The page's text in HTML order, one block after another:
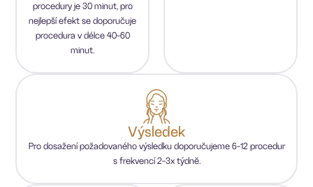
procedury je 30 minut, pro
nejlepší efekt se doporučuje
procedura v délce 40-60
minut.
Výsledek
Pro dosažení požadovaného výsledku doporučujeme 6-12 procedur
s frekvencí 2-3x týdně.